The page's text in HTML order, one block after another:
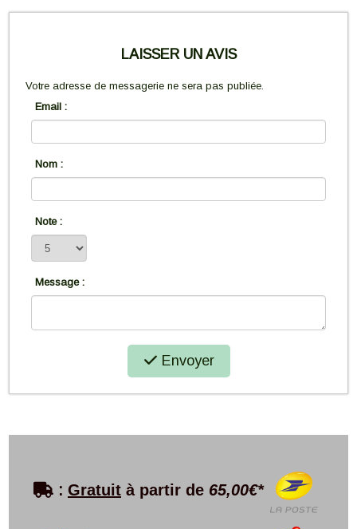
LAISSER UN AVIS
Votre adresse de messagerie ne sera pas publiée.
Email :
Nom :
Note :
Message :
Envoyer
 : Gratuit à partir de 65,00€*